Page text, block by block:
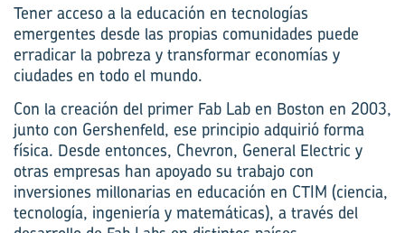
Tener acceso a la educación en tecnologías
emergentes desde las propias comunidades puede
erradicar la pobreza y transformar economías y
ciudades en todo el mundo.
Con la creación del primer Fab Lab en Boston en 2003,
junto con Gershenfeld, ese principio adquirió forma
física. Desde entonces, Chevron, General Electric y
otras empresas han apoyado su trabajo con
inversiones millonarias en educación en CTIM (ciencia,
tecnología, ingeniería y matemáticas), a través del